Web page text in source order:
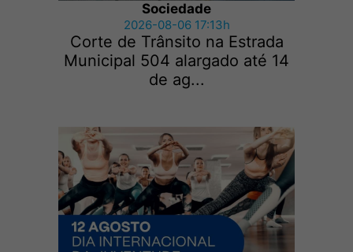
Sociedade
2026-08-06 17:13h
Corte de Trânsito na Estrada
Municipal 504 alargado até 14
de ag...